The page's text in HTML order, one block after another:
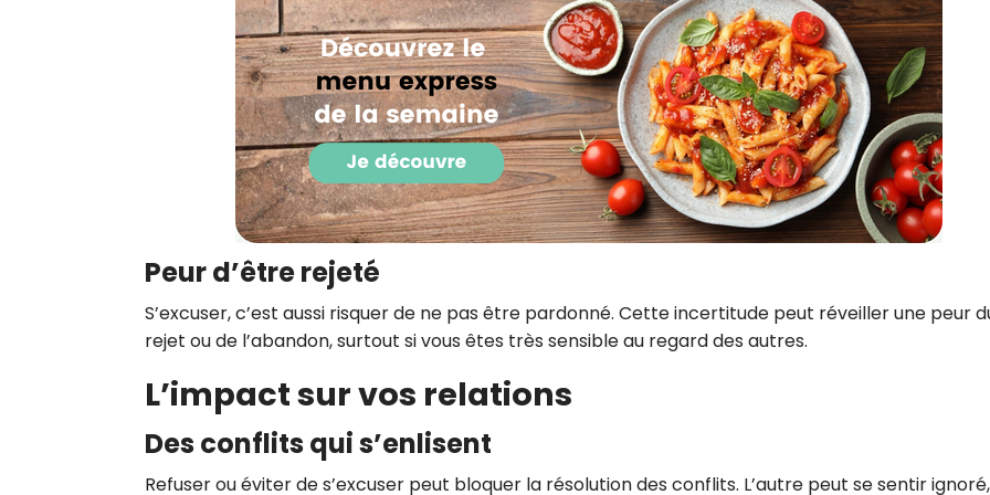
Peur d’être rejeté
S’excuser, c’est aussi risquer de ne pas être pardonné. Cette incertitude peut réveiller une peur
rejet ou de l’abandon, surtout si vous êtes très sensible au regard des autres.
L’impact sur vos relations
Des conflits qui s’enlisent
Refuser ou éviter de s’excuser peut bloquer la résolution des conflits. L’autre peut se sentir ignoré,